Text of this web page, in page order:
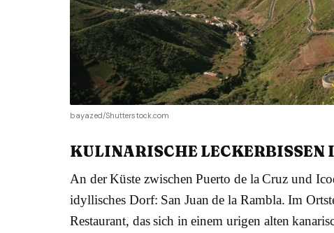
bayazed/Shutterstock.com
KULINARISCHE LECKERBISSEN
An der Küste zwischen Puerto de la Cruz und
idyllisches Dorf: San Juan de la Rambla. Im
Restaurant, das sich in einem urigen alten